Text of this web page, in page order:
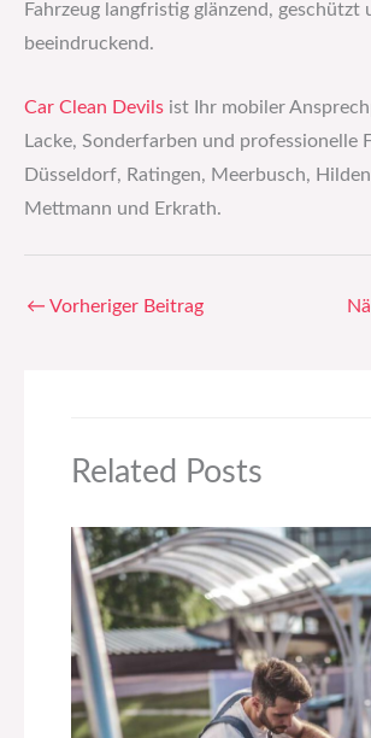
Fahrzeug langfristig glänzend, geschützt
beeindruckend.
Car Clean Devils ist Ihr mobiler
Lacke, Sonderfarben und professionelle
Düsseldorf, Ratingen, Meerbusch,
Mettmann und Erkrath.
← Vorheriger Beitrag
Related Posts